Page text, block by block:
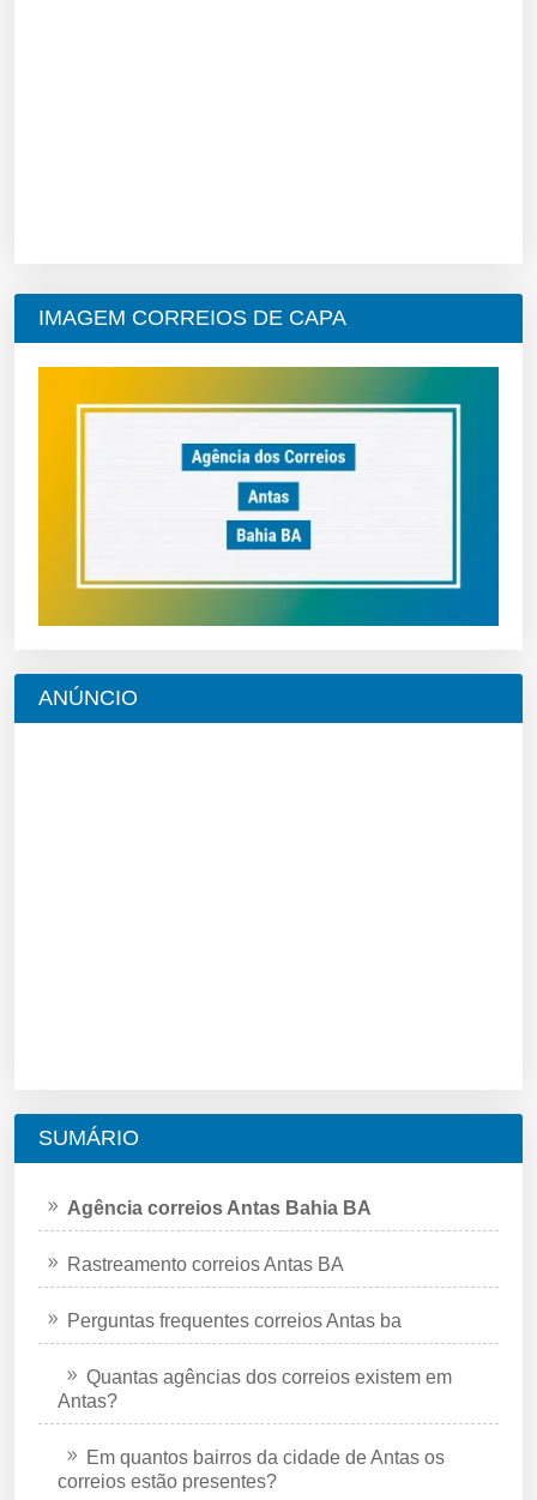
IMAGEM CORREIOS DE CAPA
ANÚNCIO
SUMÁRIO
Agência correios Antas Bahia BA
Rastreamento correios Antas BA
Perguntas frequentes correios Antas ba
Quantas agências dos correios existem em
Antas?
Em quantos bairros da cidade de Antas os
correios estão presentes?